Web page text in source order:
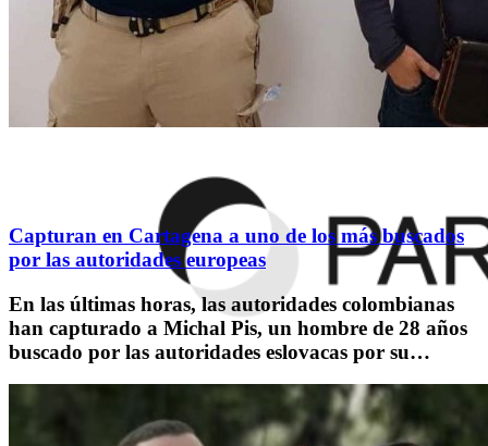
Capturan en Cartagena a uno de los más buscados
por las autoridades europeas
En las últimas horas, las autoridades colombianas
han capturado a Michal Pis, un hombre de 28 años
buscado por las autoridades eslovacas por su…